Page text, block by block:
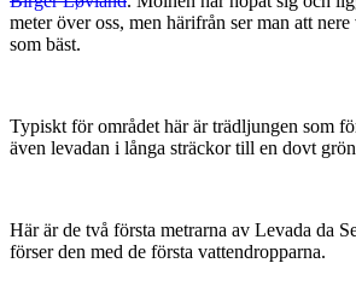
meter över oss, men härifrån ser man att
som bäst.
Typiskt för området här är trädljungen som
även levadan i långa sträckor till en dovt
Här är de två första metrarna av Levada da
förser den med de första vattendropparna.